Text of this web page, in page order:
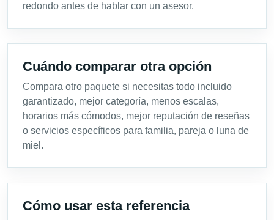
redondo antes de hablar con un asesor.
Cuándo comparar otra opción
Compara otro paquete si necesitas todo incluido
garantizado, mejor categoría, menos escalas,
horarios más cómodos, mejor reputación de reseñas
o servicios específicos para familia, pareja o luna de
miel.
Cómo usar esta referencia